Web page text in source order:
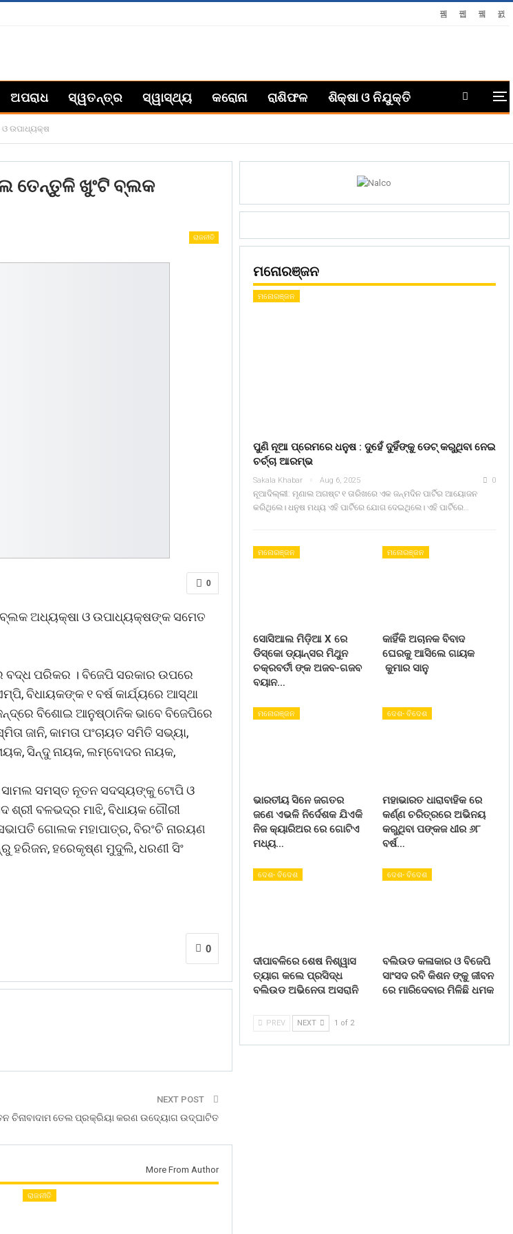
ଅପରାଧ ସ୍ୱତନ୍ତ୍ର ସ୍ୱାସ୍ଥ୍ୟ କରୋନା ରାଶିଫଳ ଶିକ୍ଷା ଓ ନିଯୁକ୍ତି
ଓ ଉପାଧ୍ୟକ୍ଷ
ତେନ୍ତୁଳି ଖୁଂଟି ବ୍ଲକ
ରାଜନୀତି
0
ଅଧ୍ୟକ୍ଷା ଓ ଉପାଧ୍ୟକ୍ଷଙ୍କ ସମେତ
ବଦ୍ଧ ପରିକର । ବିଜେପି ସରକାର ଉପରେ
ବିଧାୟକଙ୍କ ୧ ବର୍ଷ କାର୍ଯ୍ୟରେ ଆସ୍ଥା
ବିଶୋଇ ଆନୁଷ୍ଠାନିକ ଭାବେ ବିଜେପିରେ
ଜାନି, କାମତା ପଂଚାୟତ ସମିତି ସଭ୍ୟା,
ସିନ୍ଦୁ ନାୟକ, ଲମ୍ବୋଦର ନାୟକ,
ସାମଲ ସମସ୍ତ ନୂତନ ସଦସ୍ୟଙ୍କୁ ଟୋପି ଓ
ଶ୍ରୀ ବଳଭଦ୍ର ମାଝି, ବିଧାୟକ ଗୌରୀ
ଗୋଲକ ମହାପାତ୍ର, ବିରଂଚି ନାରୟଣ
ହରିଜନ, ହରେକୃଷ୍ଣ ମୁଦୁଲି, ଧରଣୀ ସିଂ
0
NEXT POST
ଚିନାବାଦାମ ତେଲ ପ୍ରକ୍ରିୟା କରଣ ଉଦ୍ୟୋଗ ଉଦ୍ଘାଟିତ
More From Author
ରାଜନୀତି
ମନୋରଞ୍ଜନ
ମନୋରଞ୍ଜନ
ପୁଣି ନୂଆ ପ୍ରେମରେ ଧନୁଷ : ଦୁହେଁ ଦୁହିଁଙ୍କୁ ଡେଟ୍ କରୁଥିବା ନେଇ
ଚର୍ଚ୍ଚା ଆରମ୍ଭ
Sakala Khabar Aug 6, 2025 0
ନୂଆଦିଲ୍ଲୀ: ମୃଣାଲ ଅଗଷ୍ଟ ୧ ତାରିଖରେ ଏକ ଜନ୍ମଦିନ ପାର୍ଟିର ଆୟୋଜନ
କରିଥିଲେ। ଧନୁଷ ମଧ୍ୟ ଏହି ପାର୍ଟିରେ ଯୋଗ ଦେଇଥିଲେ। ଏହି ପାର୍ଟିରେ…
ମନୋରଞ୍ଜନ
ସୋସିଆଲ ମିଡ଼ିଆ X ରେ
ଡିସ୍କୋ ଡ୍ୟାନ୍ସର ମିଥୁନ
ଚକ୍ରବର୍ତୀ ଙ୍କ ଅଜବ-ଗଜବ
ବୟାନ…
ମନୋରଞ୍ଜନ
କାହିଁକି ଅଚାନକ ବିବାଦ
ଘେରକୁ ଆସିଲେ ଗାୟକ
କୁମାର ସାନୁ
ମନୋରଞ୍ଜନ
ଭାରତୀୟ ସିନେ ଜଗତର
ଜଣେ ଏଭଳି ନିର୍ଦେଶକ ଯିଏକି
ନିଜ କ୍ୟାରିଅର ରେ ଗୋଟିଏ
ମଧ୍ୟ…
ଦେଶ- ବିଦେଶ
ମହାଭାରତ ଧାରାବାହିକ ରେ
କର୍ଣ୍ଣ ଚରିତ୍ରରେ ଅଭିନୟ
କରୁଥିବା ପଙ୍କଜ ଧୀର ୬୮
ବର୍ଷ…
ଦେଶ- ବିଦେଶ
ଦୀପାବଳିରେ ଶେଷ ନିଶ୍ୱାସ
ତ୍ୟାଗ କଲେ ପ୍ରସିଦ୍ଧ
ବଲିଉଡ ଅଭିନେତା ଅସରାନି
ଦେଶ- ବିଦେଶ
ବଲିଉଡ କଳାକାର ଓ ବିଜେପି
ସାଂସଦ ରବି କିଶନ ଙ୍କୁ ଜୀବନ
ରେ ମାରିଦେବାର ମିଳିଛି ଧମକ
PREV NEXT 1 of 2